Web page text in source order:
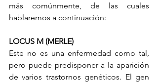
más comúnmente, de las cuales
hablaremos a continuación:
LOCUS M (MERLE)
Este no es una enfermedad como tal,
pero puede predisponer a la aparición
de varios trastornos genéticos. El gen